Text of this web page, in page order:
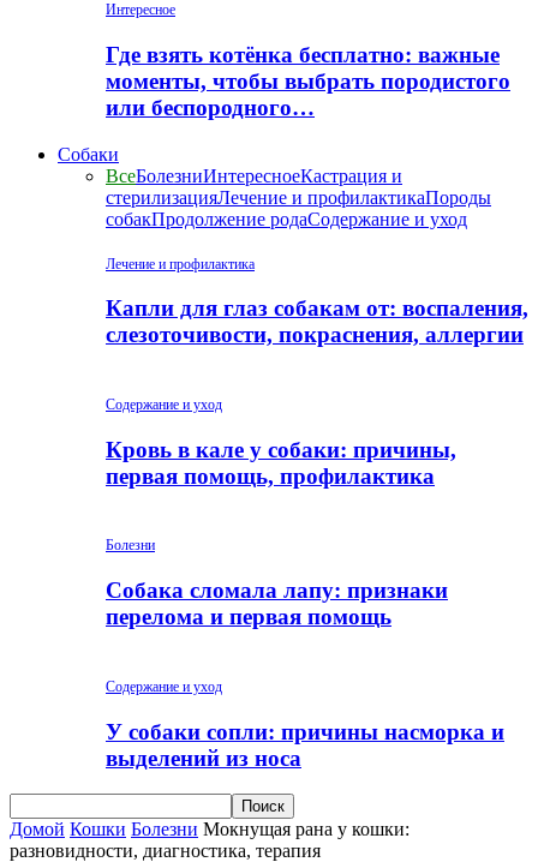
Интересное
Где взять котёнка бесплатно: важные
моменты, чтобы выбрать породистого
или беспородного…
Собаки
ВсеБолезниИнтересноеКастрация и
стерилизацияЛечение и профилактикаПороды
собакПродолжение родаСодержание и уход
Лечение и профилактика
Капли для глаз собакам от: воспаления,
слезоточивости, покраснения, аллергии
Содержание и уход
Кровь в кале у собаки: причины,
первая помощь, профилактика
Болезни
Собака сломала лапу: признаки
перелома и первая помощь
Содержание и уход
У собаки сопли: причины насморка и
выделений из носа
Домой Кошки Болезни Мокнущая рана у кошки:
разновидности, диагностика, терапия